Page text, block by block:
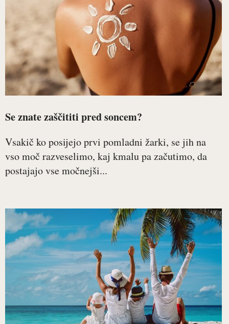
Se znate zaščititi pred soncem?
Vsakič ko posijejo prvi pomladni žarki, se jih na
vso moč razveselimo, kaj kmalu pa začutimo, da
postajajo vse močnejši...